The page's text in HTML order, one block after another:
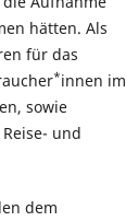
hätten. Als
für das
*innen im
sowie
und
dem